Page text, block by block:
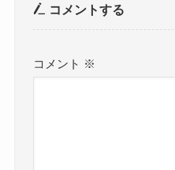
コメントする
コメント ※